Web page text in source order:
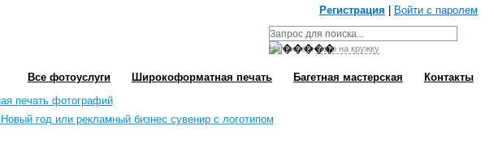
Регистрация Войти с паролем
Например:Фото на кружку
Все фотоуслуги Широкоформатная печать Багетная мастерская Контакты